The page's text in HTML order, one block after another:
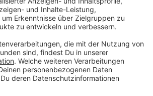
und Links zum Thema:
Fundbüro:
Tiere: